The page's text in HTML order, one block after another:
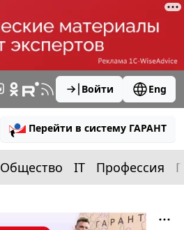
Войти Eng
Перейти в систему ГАРАНТ
Общество IT Профессия